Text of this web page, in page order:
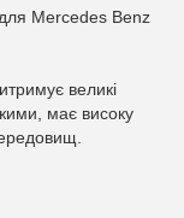
Mercedes Benz
великі
має високу